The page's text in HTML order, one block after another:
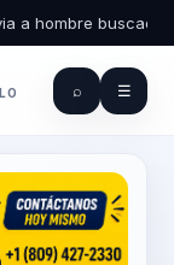
hombre buscado
⌕ ☰